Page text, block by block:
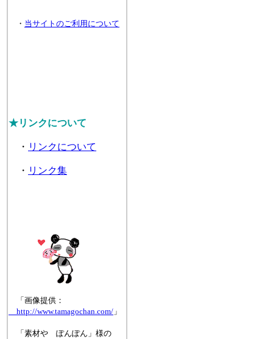
・ 当サイトのご利用について
★リンクについて
・ リンクについて
・ リンク集
「画像提供：
http://www.tamagochan.com/ 」
「素材や ぽんぽん」様の